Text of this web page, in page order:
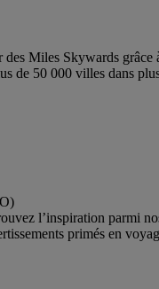
Miles Skywards
de 50 000 villes dans
l’inspiration parmi
primés en